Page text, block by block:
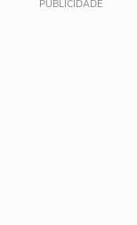
PUBLICIDADE